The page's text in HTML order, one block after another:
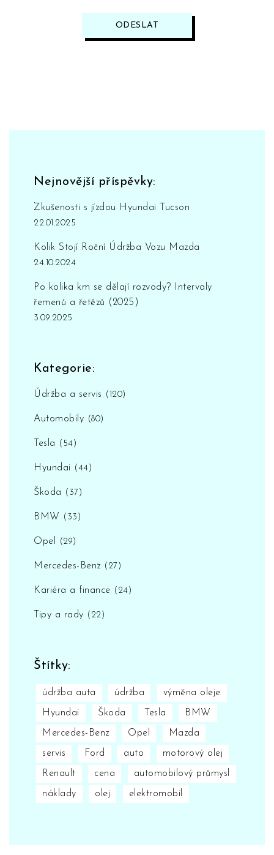
ODESLAT
Nejnovější příspěvky:
Zkušenosti s jízdou Hyundai Tucson
22.01.2025
Kolik Stojí Roční Údržba Vozu Mazda
24.10.2024
Po kolika km se dělají rozvody? Intervaly
řemenů a řetězů (2025)
3.09.2025
Kategorie:
Údržba a servis (120)
Automobily (80)
Tesla (54)
Hyundai (44)
Škoda (37)
BMW (33)
Opel (29)
Mercedes-Benz (27)
Kariéra a finance (24)
Tipy a rady (22)
Štítky:
údržba auta údržba výměna oleje
Hyundai Škoda Tesla BMW
Mercedes-Benz Opel Mazda
servis Ford auto motorový olej
Renault cena automobilový průmysl
náklady olej elektromobil